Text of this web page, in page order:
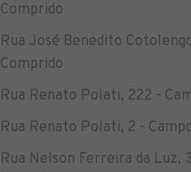
Comprido
Rua José Benedito
Comprido
Rua Renato Polati, 222 -
Rua Renato Polati, 2 -
Rua Nelson Ferreira da Luz,